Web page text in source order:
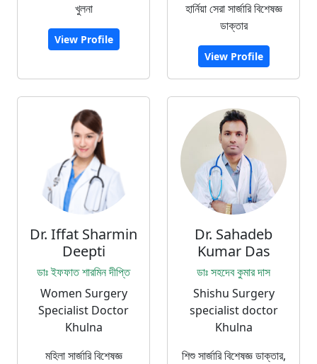
খুলনা
View Profile
হার্নিয়া সেরা সার্জারি বিশেষজ্ঞ
ডাক্তার
View Profile
Dr. Iffat Sharmin
Deepti
ডাঃ ইফফাত শারমিন দীপ্তি
Women Surgery
Specialist Doctor
Khulna
মহিলা সার্জারি বিশেষজ্ঞ
Dr. Sahadeb
Kumar Das
ডাঃ সহদেব কুমার দাস
Shishu Surgery
specialist doctor
Khulna
শিশু সার্জারি বিশেষজ্ঞ ডাক্তার,